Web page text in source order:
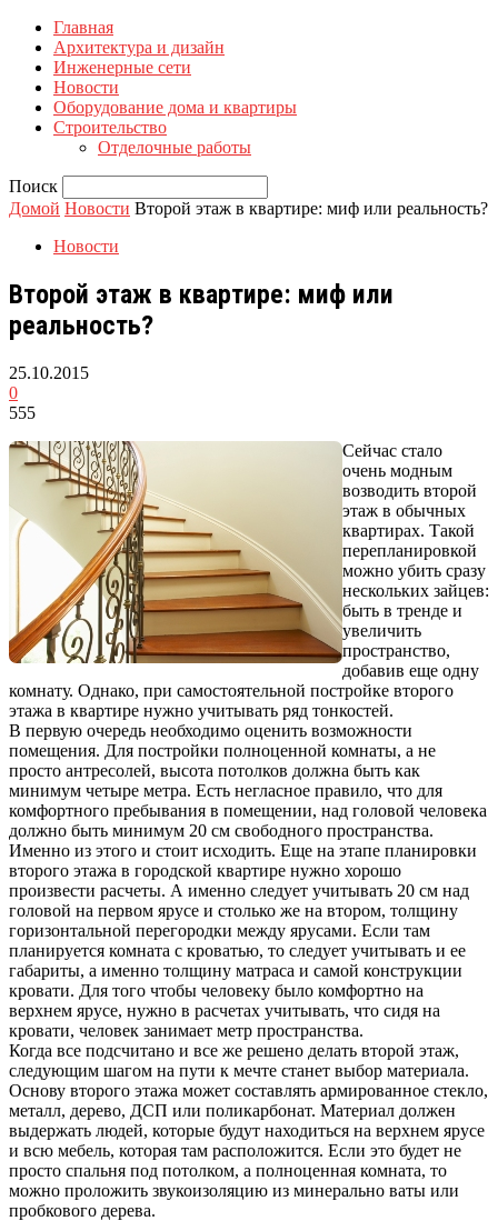
Главная
Архитектура и дизайн
Инженерные сети
Новости
Оборудование дома и квартиры
Строительство
Отделочные работы
Поиск
Домой Новости Второй этаж в квартире: миф или реальность?
Новости
Второй этаж в квартире: миф или
реальность?
25.10.2015
0
555
Сейчас стало
очень модным
возводить второй
этаж в обычных
квартирах. Такой
перепланировкой
можно убить сразу
нескольких зайцев:
быть в тренде и
увеличить
пространство,
добавив еще одну
комнату. Однако, при самостоятельной постройке второго
этажа в квартире нужно учитывать ряд тонкостей.
В первую очередь необходимо оценить возможности
помещения. Для постройки полноценной комнаты, а не
просто антресолей, высота потолков должна быть как
минимум четыре метра. Есть негласное правило, что для
комфортного пребывания в помещении, над головой человека
должно быть минимум 20 см свободного пространства.
Именно из этого и стоит исходить. Еще на этапе планировки
второго этажа в городской квартире нужно хорошо
произвести расчеты. А именно следует учитывать 20 см над
головой на первом ярусе и столько же на втором, толщину
горизонтальной перегородки между ярусами. Если там
планируется комната с кроватью, то следует учитывать и ее
габариты, а именно толщину матраса и самой конструкции
кровати. Для того чтобы человеку было комфортно на
верхнем ярусе, нужно в расчетах учитывать, что сидя на
кровати, человек занимает метр пространства.
Когда все подсчитано и все же решено делать второй этаж,
следующим шагом на пути к мечте станет выбор материала.
Основу второго этажа может составлять армированное стекло,
металл, дерево, ДСП или поликарбонат. Материал должен
выдержать людей, которые будут находиться на верхнем ярусе
и всю мебель, которая там расположится. Если это будет не
просто спальня под потолком, а полноценная комната, то
можно проложить звукоизоляцию из минерально ваты или
пробкового дерева.